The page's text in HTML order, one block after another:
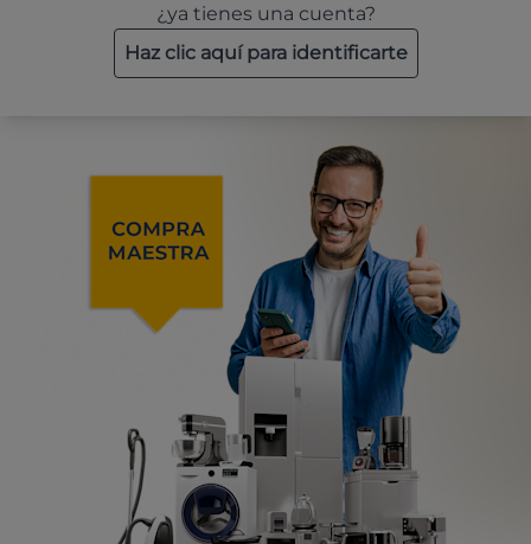
¿ya tienes una cuenta?
Haz clic aquí para identificarte